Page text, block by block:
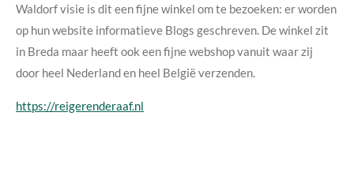
Waldorf visie is dit een fijne winkel om te bezoeken: er worden
op hun website informatieve Blogs geschreven. De winkel zit
in Breda maar heeft ook een fijne webshop vanuit waar zij
door heel Nederland en heel België verzenden.
https://reigerenderaaf.nl